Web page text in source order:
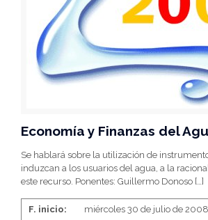
Economía y Finanzas del
Se hablará sobre la utilización de
induzcan a los usuarios del agua, a la
este recurso. Ponentes: Guillermo Donoso […]
F. inicio: miércoles 30 de julio de 2008